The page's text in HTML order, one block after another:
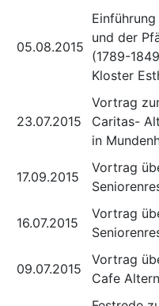
05.08.2015
und der
(1789-
Kloster
23.07.2015
Vortrag
Caritas-
in
17.09.2015
Vortrag
16.07.2015
Vortrag
09.07.2015
Vortrag
Cafe